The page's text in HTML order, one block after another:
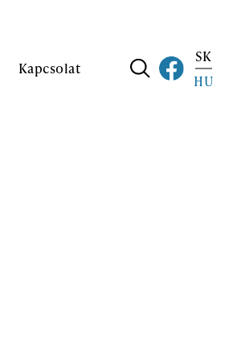
Kapcsolat
SK
HU